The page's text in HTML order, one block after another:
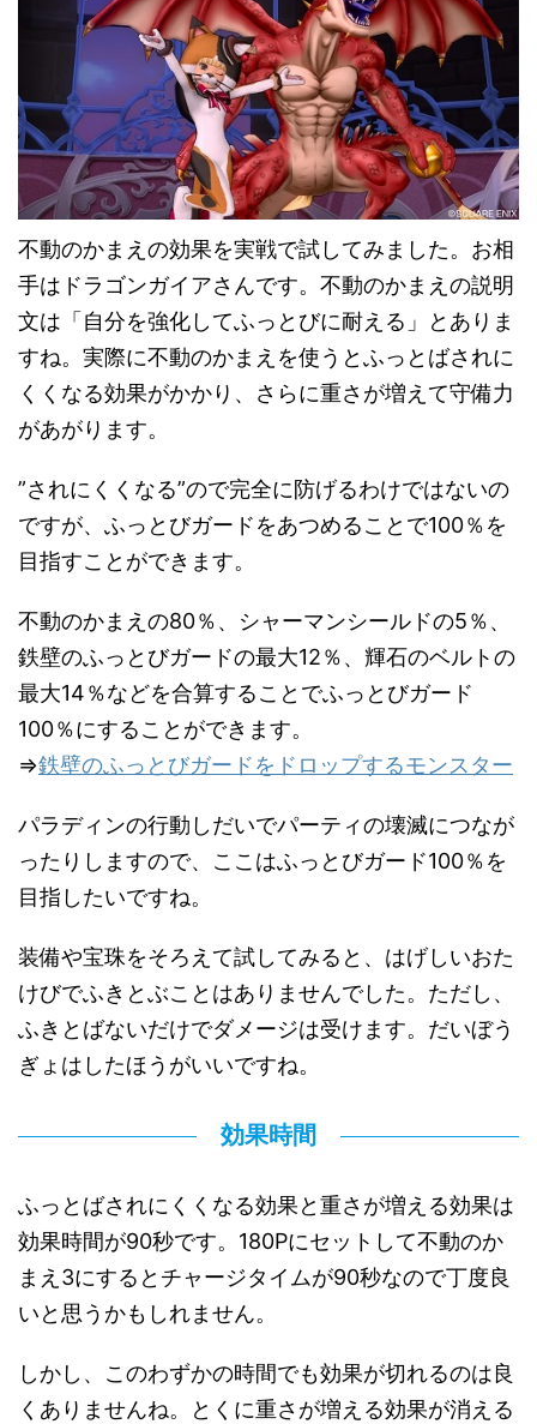
不動のかまえの効果を実戦で試してみました。お相
手はドラゴンガイアさんです。不動のかまえの説明
文は「自分を強化してふっとびに耐える」とありま
すね。実際に不動のかまえを使うとふっとばされに
くくなる効果がかかり、さらに重さが増えて守備力
があがります。
”されにくくなる”ので完全に防げるわけではないの
ですが、ふっとびガードをあつめることで100％を
目指すことができます。
不動のかまえの80％、シャーマンシールドの5％、
鉄壁のふっとびガードの最大12％、輝石のベルトの
最大14％などを合算することでふっとびガード
100％にすることができます。
⇒鉄壁のふっとびガードをドロップするモンスター
パラディンの行動しだいでパーティの壊滅につなが
ったりしますので、ここはふっとびガード100％を
目指したいですね。
装備や宝珠をそろえて試してみると、はげしいおた
けびでふきとぶことはありませんでした。ただし、
ふきとばないだけでダメージは受けます。だいぼう
ぎょはしたほうがいいですね。
効果時間
ふっとばされにくくなる効果と重さが増える効果は
効果時間が90秒です。180Pにセットして不動のか
まえ3にするとチャージタイムが90秒なので丁度良
いと思うかもしれません。
しかし、このわずかの時間でも効果が切れるのは良
くありませんね。とくに重さが増える効果が消える